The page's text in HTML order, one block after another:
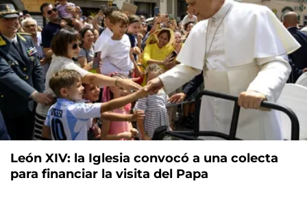
León XIV: la Iglesia convocó a una colecta
para financiar la visita del Papa